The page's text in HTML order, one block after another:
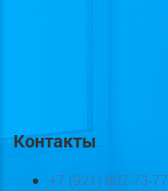
Контакты
+7 (921) 807-73-77